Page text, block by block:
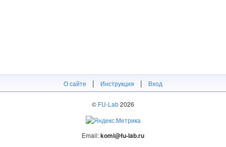
О сайте | Инструкция | Вход
© FU-Lab2026
Email:komi@fu-lab.ru